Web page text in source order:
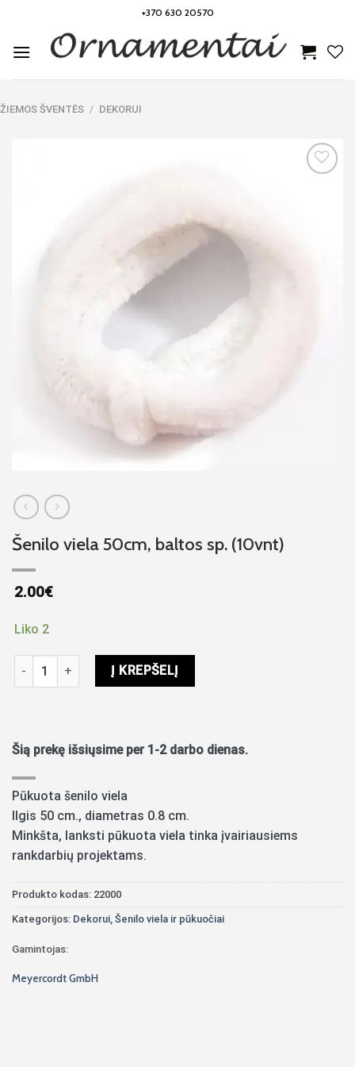
content
+370 630 20570
ŽIEMOS ŠVENTĖS / DEKORUI
Šenilo viela 50cm, baltos sp. (10vnt)
2.00€
Liko 2
produkto kiekis: Šenilo viela 50cm, baltos sp. (10vnt)
Į KREPŠELĮ
Šią prekę išsiųsime per 1-2 darbo dienas.
Pūkuota šenilo viela
Ilgis 50 cm., diametras 0.8 cm.
Minkšta, lanksti pūkuota viela tinka įvairiausiems
rankdarbių projektams.
Produkto kodas: 22000
Kategorijos: Dekorui Šenilo viela ir pūkuočiai
Gamintojas:
Meyercordt GmbH